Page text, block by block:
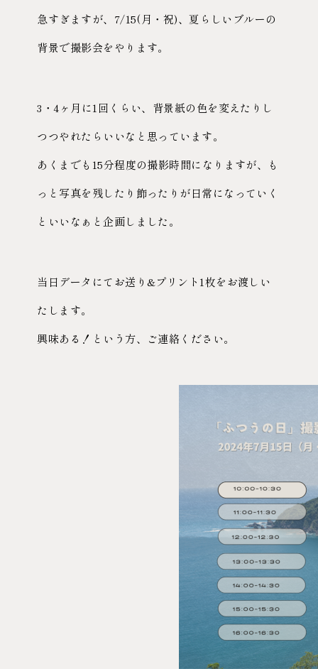
急すぎますが、7/15(月・祝)、夏らしいブルーの
背景で撮影会をやります。
3・4ヶ月に1回くらい、背景紙の色を変えたりし
つつやれたらいいなと思っています。
あくまでも15分程度の撮影時間になりますが、も
っと写真を残したり飾ったりが日常になっていく
といいなぁと企画しました。
当日データにてお送り&プリント1枚をお渡しい
たします。
興味ある！という方、ご連絡ください。